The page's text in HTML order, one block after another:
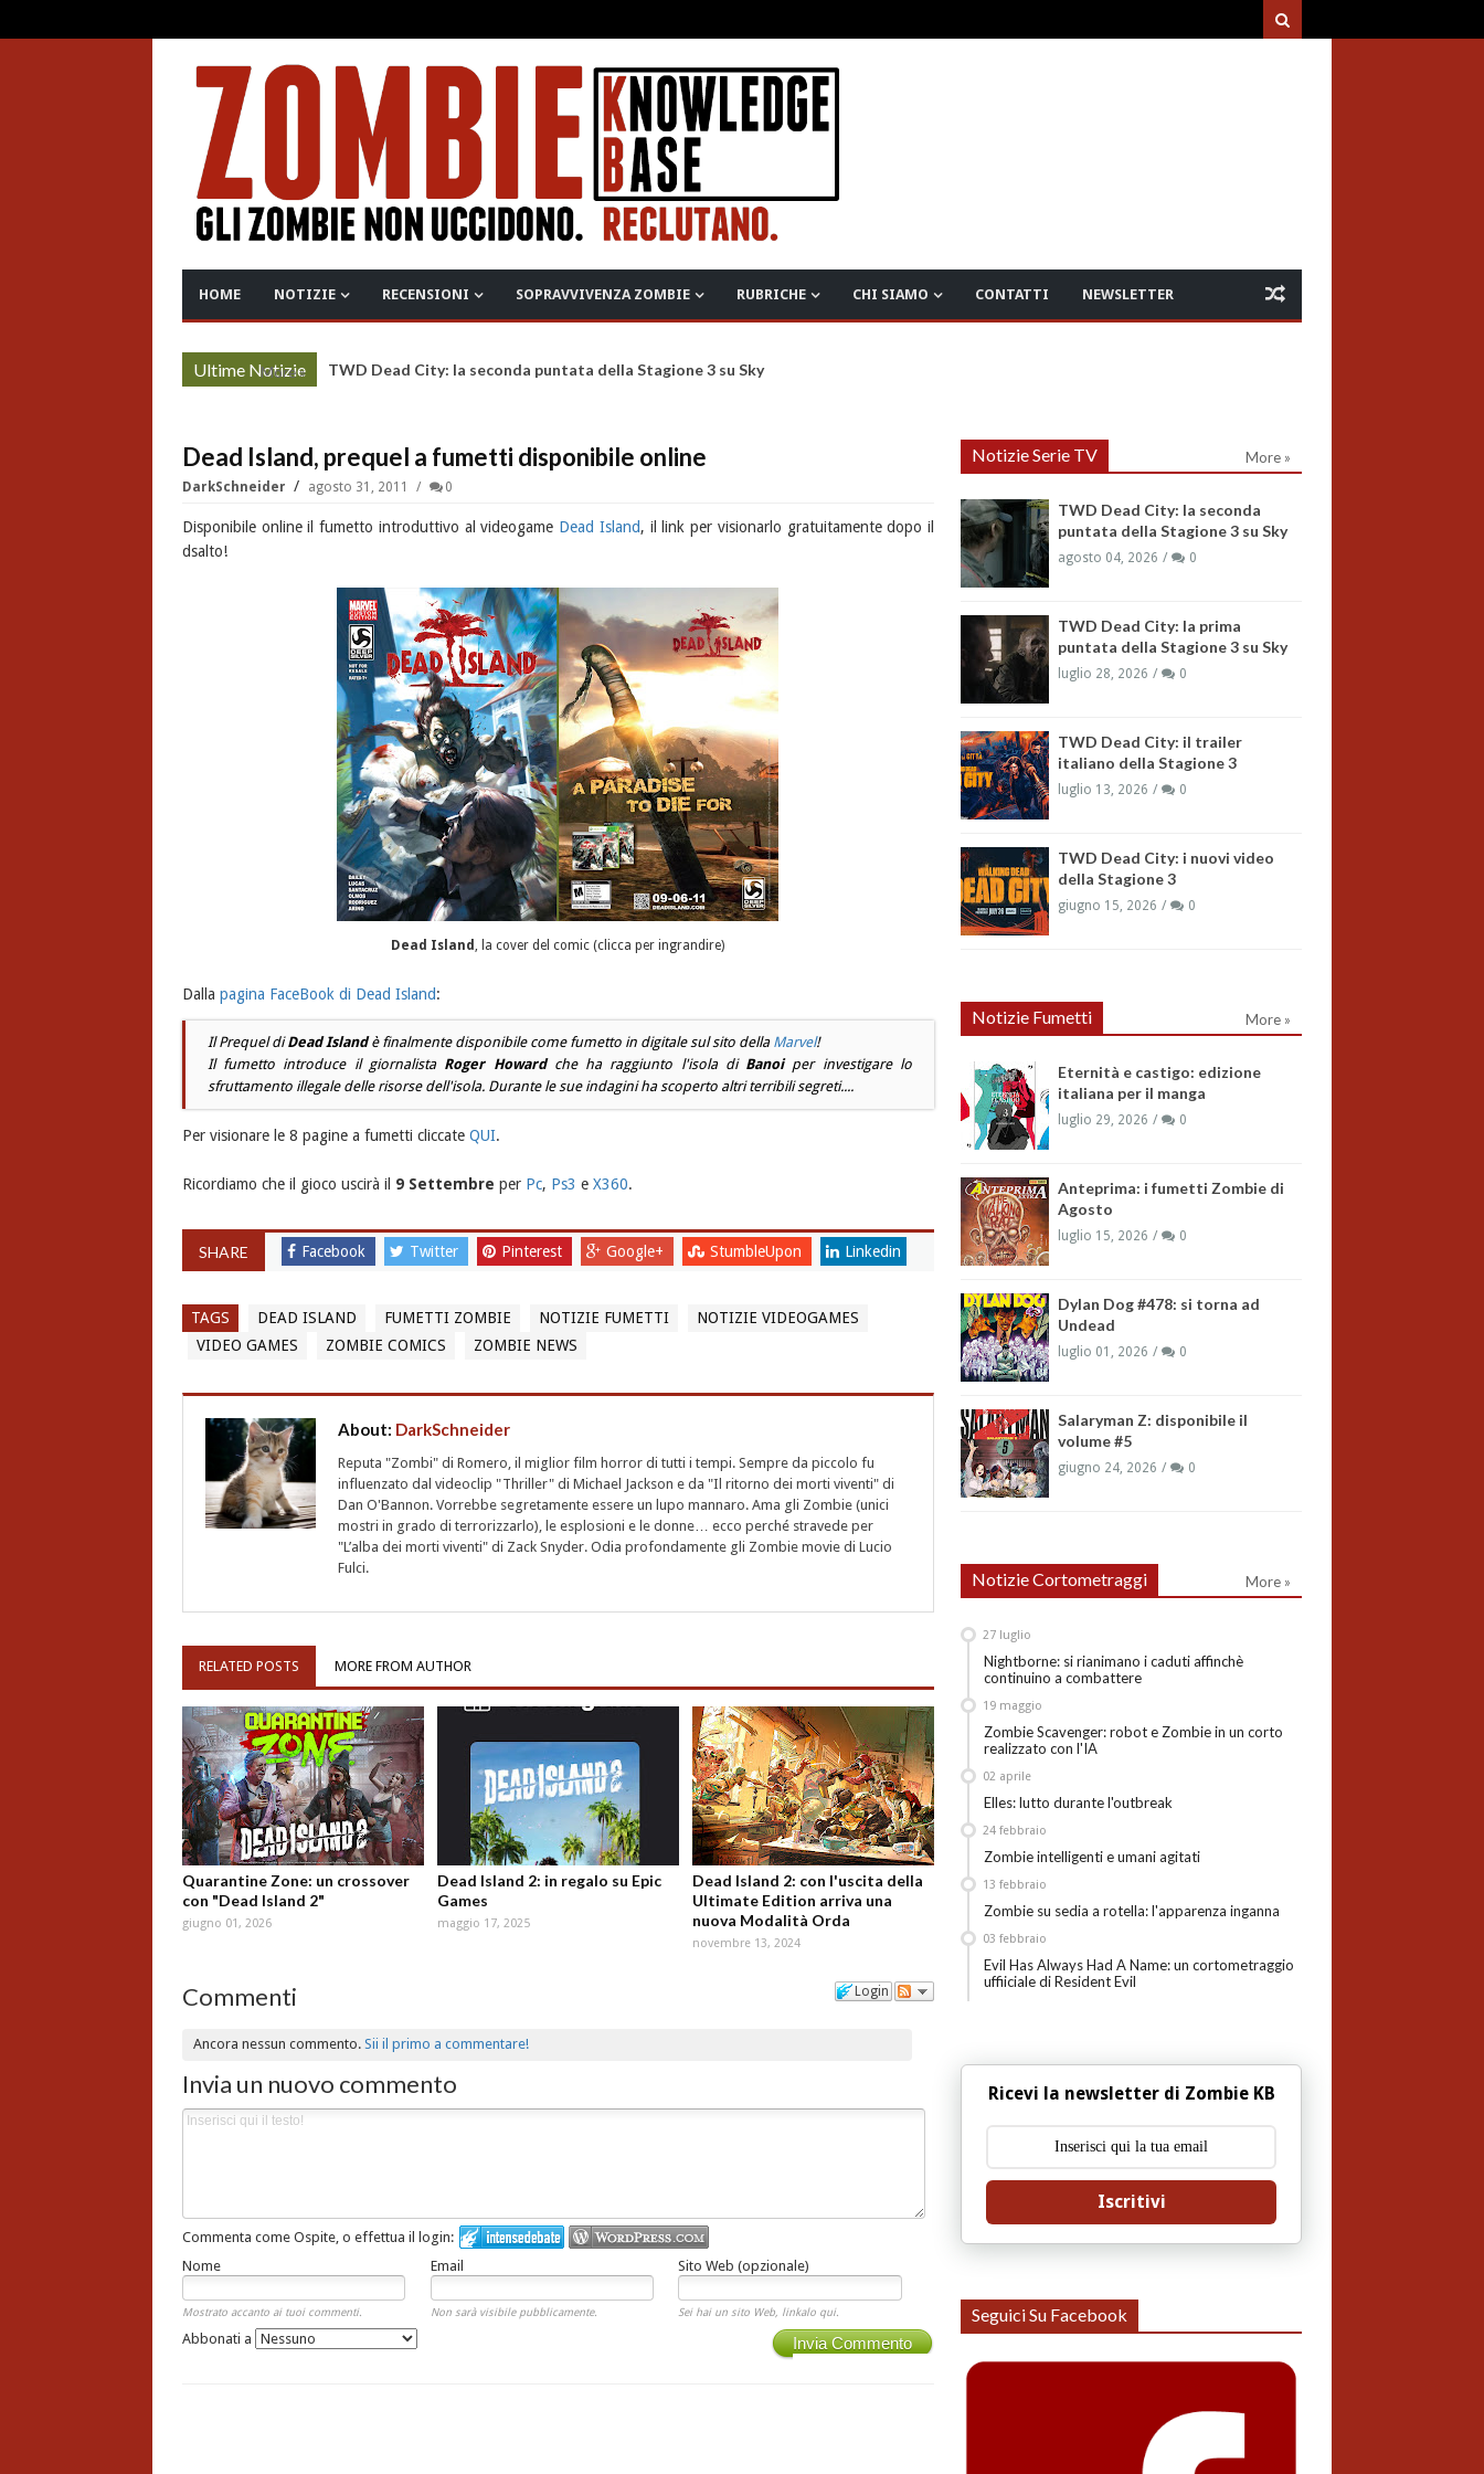
HOME NOTIZIE RECENSIONI SOPRAVVIVENZA ZOMBIE RUBRICHE CHI SIAMO CONTATTI NEWSLETTER
Ultime Notizie
More » TWD Dead City: la seconda puntata della Stagione 3 su Sky
Dead Island, prequel a fumetti disponibile online
DarkSchneider agosto 31, 2011 0
Disponibile online il fumetto introduttivo al videogame Dead Island, il link per visionarlo gratuitamente dopo il
dsalto!
Dead Island, la cover del comic (clicca per ingrandire)
Dalla pagina FaceBook di Dead Island:
Il Prequel diDead Islandè finalmente disponibile come fumetto in digitale sul sito della Marvel!
Il fumetto introduce il giornalista Roger Howardche ha raggiunto l'isola di Banoiper investigare lo
sfruttamento illegale delle risorse dell'isola. Durante le sue indagini ha scoperto altri terribili segreti....
Per visionare le 8 pagine a fumetti cliccate QUI.
Ricordiamo che il gioco uscirà il 9 Settembre per Pc, Ps3 e X360.
SHARE Facebook Twitter Pinterest Google+ StumbleUpon Linkedin
TAGS DEAD ISLAND FUMETTI ZOMBIE NOTIZIE FUMETTI
NOTIZIE VIDEOGAMES
VIDEO GAMES
ZOMBIE COMICS ZOMBIE NEWS
About: DarkSchneider
Reputa "Zombi" di Romero, il miglior film horror di tutti i tempi. Sempre da piccolo fu
influenzato dal videoclip "Thriller" di Michael Jackson e da "Il ritorno dei morti viventi" di
Dan O'Bannon. Vorrebbe segretamente essere un lupo mannaro. Ama gli Zombie (unici
mostri in grado di terrorizzarlo), le esplosioni e le donne… ecco perché stravede per
"L’alba dei morti viventi" di Zack Snyder. Odia profondamente gli Zombie movie di Lucio
Fulci.
RELATED POSTS MORE FROM AUTHOR
Quarantine Zone: un crossover
con "Dead Island 2"
giugno 01, 2026
Dead Island 2: in regalo su Epic
Games
maggio 17, 2025
Dead Island 2: con l'uscita della
Ultimate Edition arriva una
nuova Modalità Orda
novembre 13, 2024
Login
Commenti
Ancora nessun commento.Sii il primo a commentare!
Invia un nuovo commento
Commenta come Ospite, o effettua il login:
Nome
Email Sito Web (opzionale)
Mostrato accanto ai tuoi commenti. Non sarà visibile pubblicamente. Sei hai un sito Web, linkalo qui.
Invia Commento
Abbonati a
Notizie Serie TV More »
TWD Dead City: la seconda
puntata della Stagione 3 su Sky
agosto 04, 2026 0
TWD Dead City: la prima
puntata della Stagione 3 su Sky
luglio 28, 2026 0
TWD Dead City: il trailer
italiano della Stagione 3
luglio 13, 2026 0
TWD Dead City: i nuovi video
della Stagione 3
giugno 15, 2026 0
Notizie Fumetti More »
Eternità e castigo: edizione
italiana per il manga
luglio 29, 2026 0
Anteprima: i fumetti Zombie di
Agosto
luglio 15, 2026 0
Dylan Dog #478: si torna ad
Undead
luglio 01, 2026 0
Salaryman Z: disponibile il
volume #5
giugno 24, 2026 0
Notizie Cortometraggi More »
Nightborne: si rianimano i caduti affinchè
continuino a combattere
27 luglio
Zombie Scavenger: robot e Zombie in un corto
realizzato con l'IA
19 maggio
Elles: lutto durante l'outbreak
02 aprile
Zombie intelligenti e umani agitati
24 febbraio
Zombie su sedia a rotella: l'apparenza inganna
13 febbraio
Evil Has Always Had A Name: un cortometraggio
uffiiciale di Resident Evil
03 febbraio
Ricevi la newsletter di Zombie KB
Iscritivi
Seguici Su Facebook